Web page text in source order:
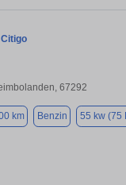
67292
km Benzin 55 kw (75